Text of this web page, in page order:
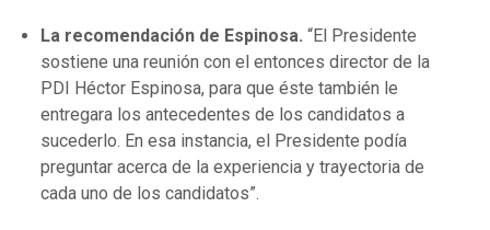
La recomendación de Espinosa. “El Presidente
sostiene una reunión con el entonces director de la
PDI Héctor Espinosa, para que éste también le
entregara los antecedentes de los candidatos a
sucederlo. En esa instancia, el Presidente podía
preguntar acerca de la experiencia y trayectoria de
cada uno de los candidatos”.